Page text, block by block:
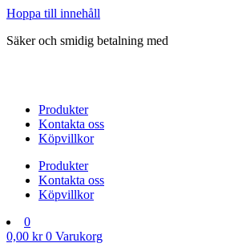
Hoppa till innehåll
Säker och smidig betalning med
Produkter
Kontakta oss
Köpvillkor
Produkter
Kontakta oss
Köpvillkor
0
0,00 kr 0 Varukorg